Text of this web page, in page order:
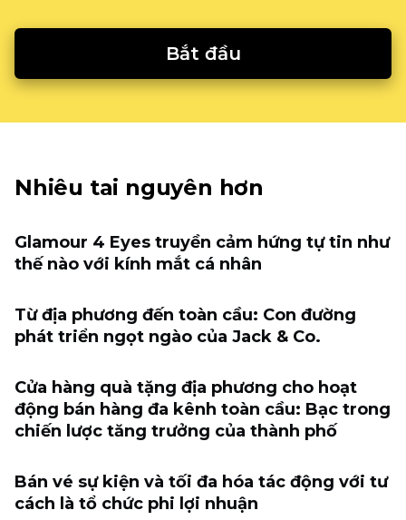
Bắt đầu
Nhiêu tai nguyên hơn
Glamour 4 Eyes truyền cảm hứng tự tin như
thế nào với kính mắt cá nhân
Từ địa phương đến toàn cầu: Con đường
phát triển ngọt ngào của Jack & Co.
Cửa hàng quà tặng địa phương cho hoạt
động bán hàng đa kênh toàn cầu: Bạc trong
chiến lược tăng trưởng của thành phố
Bán vé sự kiện và tối đa hóa tác động với tư
cách là tổ chức phi lợi nhuận